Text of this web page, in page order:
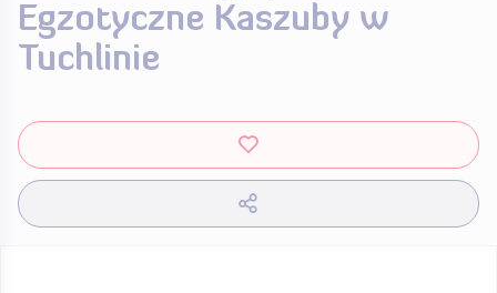
Egzotyczne Kaszuby w
Tuchlinie